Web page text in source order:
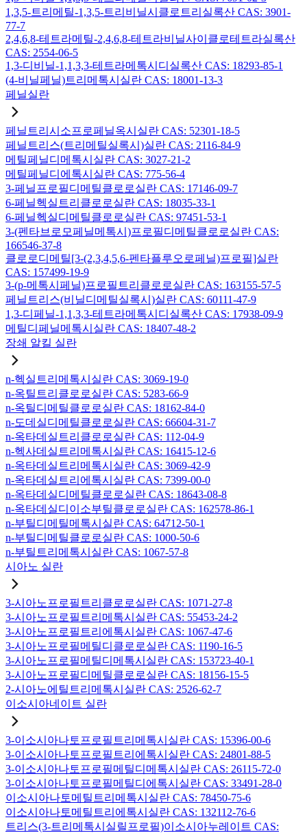
1,3,5-트리메틸-1,3,5-트리비닐시클로트리실록산 CAS: 3901-
77-7
2,4,6,8-테트라메틸-2,4,6,8-테트라비닐사이클로테트라실록산
CAS: 2554-06-5
1,3-디비닐-1,1,3,3-테트라메톡시디실록산 CAS: 18293-85-1
(4-비닐페닐)트리메톡시실란 CAS: 18001-13-3
페닐실란
페닐트리시소프로페닐옥시실란 CAS: 52301-18-5
페닐트리스(트리메틸실록시)실란 CAS: 2116-84-9
메틸페닐디메톡시실란 CAS: 3027-21-2
메틸페닐디에톡시실란 CAS: 775-56-4
3-페닐프로필디메틸클로로실란 CAS: 17146-09-7
6-페닐헥실트리클로로실란 CAS: 18035-33-1
6-페닐헥실디메틸클로로실란 CAS: 97451-53-1
3-(펜타브로모페닐메톡시)프로필디메틸클로로실란 CAS:
166546-37-8
클로로디메틸[3-(2,3,4,5,6-펜타플루오로페닐)프로필]실란
CAS: 157499-19-9
3-(p-메톡시페닐)프로필트리클로로실란 CAS: 163155-57-5
페닐트리스(비닐디메틸실록시)실란 CAS: 60111-47-9
1,3-디페닐-1,1,3,3-테트라메톡시디실록산 CAS: 17938-09-9
메틸디페닐메톡시실란 CAS: 18407-48-2
장쇄 알킬 실란
n-헥실트리메톡시실란 CAS: 3069-19-0
n-옥틸트리클로로실란 CAS: 5283-66-9
n-옥틸디메틸클로로실란 CAS: 18162-84-0
n-도데실디메틸클로로실란 CAS: 66604-31-7
n-옥타데실트리클로로실란 CAS: 112-04-9
n-헥사데실트리메톡시실란 CAS: 16415-12-6
n-옥타데실트리메톡시실란 CAS: 3069-42-9
n-옥타데실트리에톡시실란 CAS: 7399-00-0
n-옥타데실디메틸클로로실란 CAS: 18643-08-8
n-옥타데실디이소부틸클로로실란 CAS: 162578-86-1
n-부틸디메틸메톡시실란 CAS: 64712-50-1
n-부틸디메틸클로로실란 CAS: 1000-50-6
n-부틸트리메톡시실란 CAS: 1067-57-8
시아노 실란
3-시아노프로필트리클로로실란 CAS: 1071-27-8
3-시아노프로필트리메톡시실란 CAS: 55453-24-2
3-시아노프로필트리에톡시실란 CAS: 1067-47-6
3-시아노프로필메틸디클로로실란 CAS: 1190-16-5
3-시아노프로필메틸디메톡시실란 CAS: 153723-40-1
3-시아노프로필디메틸클로로실란 CAS: 18156-15-5
2-시아노에틸트리메톡시실란 CAS: 2526-62-7
이소시아네이트 실란
3-이소시아나토프로필트리메톡시실란 CAS: 15396-00-6
3-이소시아나토프로필트리에톡시실란 CAS: 24801-88-5
3-이소시아나토프로필메틸디메톡시실란 CAS: 26115-72-0
3-이소시아나토프로필메틸디에톡시실란 CAS: 33491-28-0
이소시아나토메틸트리메톡시실란 CAS: 78450-75-6
이소시아나토메틸트리에톡시실란 CAS: 132112-76-6
트리스(3-트리메톡시실릴프로필)이소시아누레이트 CAS: